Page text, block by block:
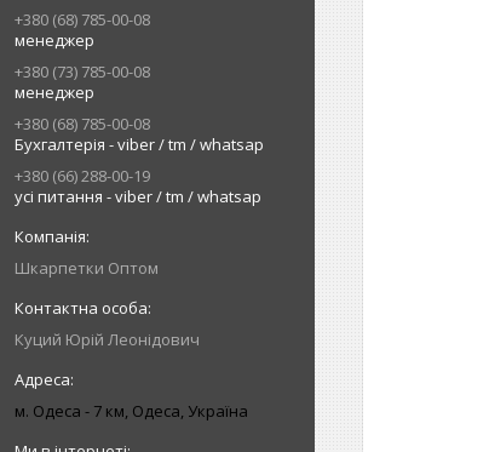
+380 (68) 785-00-08
менеджер
+380 (73) 785-00-08
менеджер
+380 (68) 785-00-08
Бухгалтерія - viber / tm / whatsap
+380 (66) 288-00-19
усі питання - viber / tm / whatsap
Шкарпетки Оптом
Куций Юрій Леонідович
м. Одеса - 7 км, Одеса, Україна